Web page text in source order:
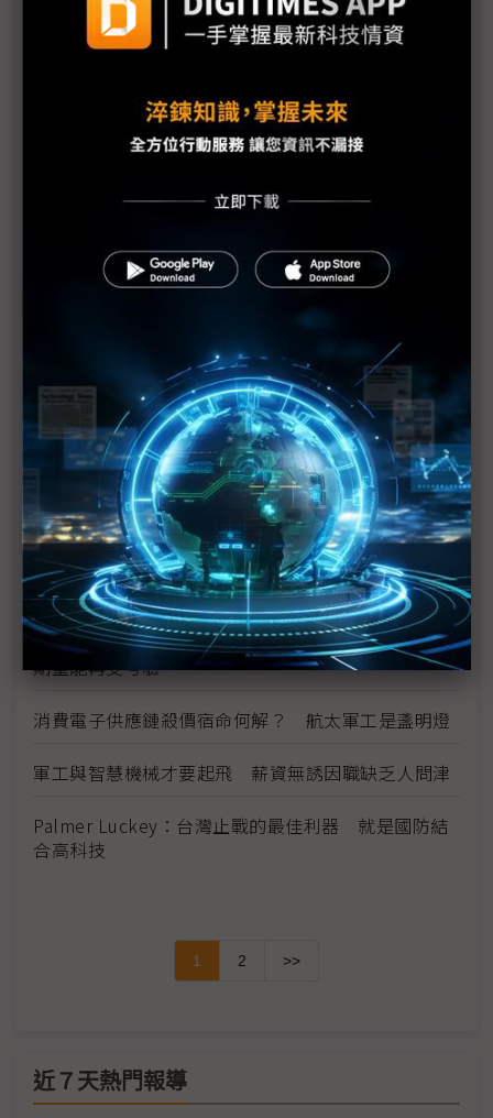
盟立偕義美闖無人機產業內幕 SEMICON將亮相人形
「無人載具之眼」需求熱 影像供應鏈緊抓系整商機
無人機產業的「非典型」路徑 軍規與3C規界線模糊
無人機擬轉列彈藥耗材 民間企業加速配合生產
為升電裝投入無人機反制系統 跨界打造「空中盾
牌」
新纖打造北台灣最大無人機中心 卡入桃竹ICT供應
鏈
攻擊無人機需求大開 製造商靠「換湯」加速軍售流
程
（獨家）供應鏈傳中國備貨200萬架無人機 台灣短
期量能再受考驗
消費電子供應鏈殺價宿命何解？ 航太軍工是盞明燈
軍工與智慧機械才要起飛 薪資無誘因職缺乏人問津
Palmer Luckey：台灣止戰的最佳利器 就是國防結
合高科技
1 2 >>
近７天熱門報導